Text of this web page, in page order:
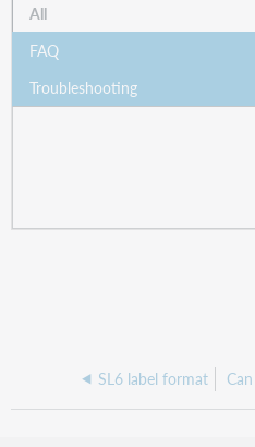
All
FAQ
Troubleshooting
SL6 label format